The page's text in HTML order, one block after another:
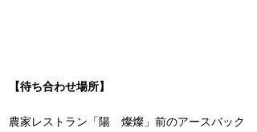
【待ち合わせ場所】
農家レストラン「陽　燦燦」前のアースバック